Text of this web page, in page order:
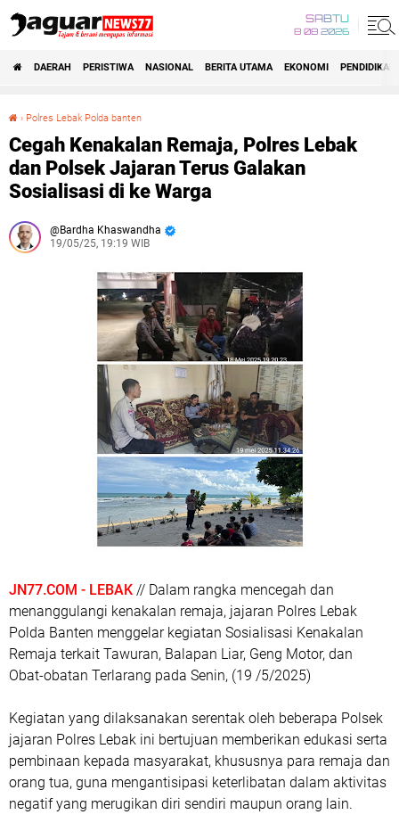
SABTU
8 08 2026
DAERAH PERISTIWA NASIONAL BERITA UTAMA EKONOMI PENDIDIKAN
› Polres Lebak Polda banten
Cegah Kenakalan Remaja, Polres Lebak
dan Polsek Jajaran Terus Galakan
Sosialisasi di ke Warga
Bardha Khaswandha
19/05/25, 19:19 WIB
JN77.COM - LEBAK // Dalam rangka mencegah dan
menanggulangi kenakalan remaja, jajaran Polres Lebak
Polda Banten menggelar kegiatan Sosialisasi Kenakalan
Remaja terkait Tawuran, Balapan Liar, Geng Motor, dan
Obat-obatan Terlarang pada Senin, (19 /5/2025)
Kegiatan yang dilaksanakan serentak oleh beberapa Polsek
jajaran Polres Lebak ini bertujuan memberikan edukasi serta
pembinaan kepada masyarakat, khususnya para remaja dan
orang tua, guna mengantisipasi keterlibatan dalam aktivitas
negatif yang merugikan diri sendiri maupun orang lain.